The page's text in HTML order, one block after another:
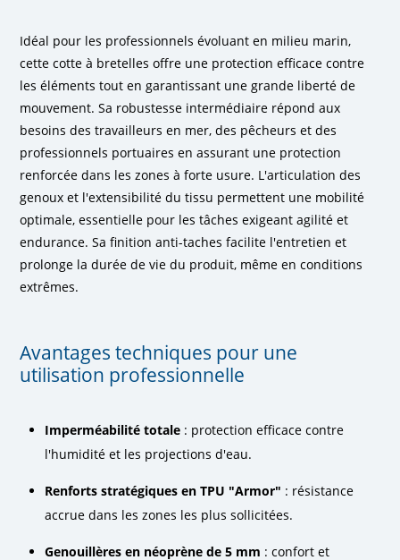
Idéal pour les professionnels évoluant en milieu marin,
cette cotte à bretelles offre une protection efficace contre
les éléments tout en garantissant une grande liberté de
mouvement. Sa robustesse intermédiaire répond aux
besoins des travailleurs en mer, des pêcheurs et des
professionnels portuaires en assurant une protection
renforcée dans les zones à forte usure. L'articulation des
genoux et l'extensibilité du tissu permettent une mobilité
optimale, essentielle pour les tâches exigeant agilité et
endurance. Sa finition anti-taches facilite l'entretien et
prolonge la durée de vie du produit, même en conditions
extrêmes.
Avantages techniques pour une
utilisation professionnelle
Imperméabilité totale : protection efficace contre
l'humidité et les projections d'eau.
Renforts stratégiques en TPU "Armor" : résistance
accrue dans les zones les plus sollicitées.
Genouillères en néoprène de 5 mm : confort et